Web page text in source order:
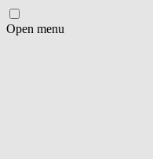
Open menu